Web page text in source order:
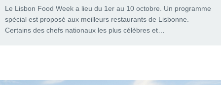
Le Lisbon Food Week a lieu du 1er au 10 octobre. Un programme
spécial est proposé aux meilleurs restaurants de Lisbonne.
Certains des chefs nationaux les plus célèbres et…